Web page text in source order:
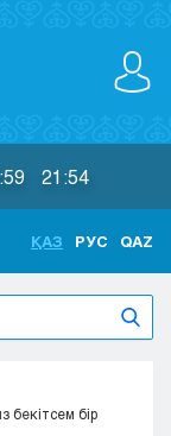
21:54
ҚАЗ РУС QAZ
бекітсем бір